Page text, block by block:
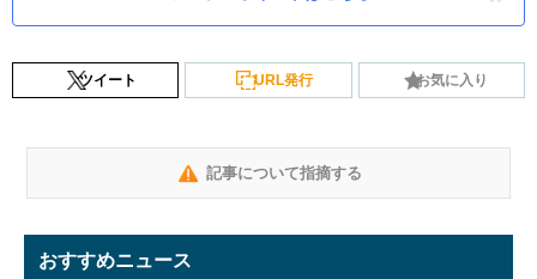
ツイート URL発行 お気に入り
記事について指摘する
おすすめニュース